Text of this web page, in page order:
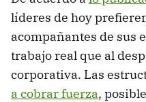
líderes de hoy
acompañantes de sus
trabajo real que al
corporativa. Las
a cobrar fuerza,